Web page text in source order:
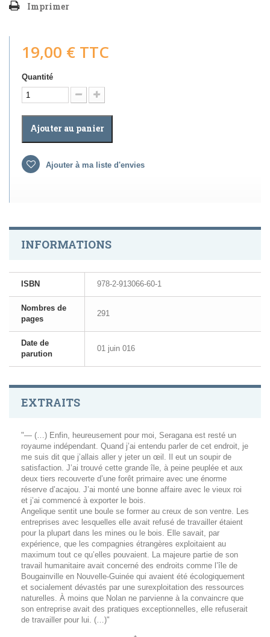
Imprimer
19,00 € TTC
Quantité
Ajouter au panier
Ajouter à ma liste d'envies
INFORMATIONS
ISBN 978-2-913066-60-1
Nombres de
pages
291
Date de
parution
01 juin 016
EXTRAITS
"— (…) Enfin, heureusement pour moi, Seragana est resté un
royaume indépendant. Quand j’ai entendu parler de cet endroit, je
me suis dit que j’allais aller y jeter un œil. Il eut un soupir de
satisfaction. J’ai trouvé cette grande île, à peine peuplée et aux
deux tiers recouverte d’une forêt primaire avec une énorme
réserve d’acajou. J’ai monté une bonne affaire avec le vieux roi
et j’ai commencé à exporter le bois.
Angelique sentit une boule se former au creux de son ventre. Les
entreprises avec lesquelles elle avait refusé de travailler étaient
pour la plupart dans les mines ou le bois. Elle savait, par
expérience, que les compagnies étrangères exploitaient au
maximum tout ce qu’elles pouvaient. La majeure partie de son
travail humanitaire avait concerné des endroits comme l’île de
Bougainville en Nouvelle-Guinée qui avaient été écologiquement
et socialement dévastés par une surexploitation des ressources
naturelles. À moins que Nolan ne parvienne à la convaincre que
son entreprise avait des pratiques exceptionnelles, elle refuserait
de travailler pour lui. (…)"